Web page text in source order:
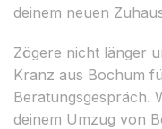
deinem neuen
Zögere nicht länger
Kranz aus Bochum
Beratungsgespräch.
deinem Umzug von